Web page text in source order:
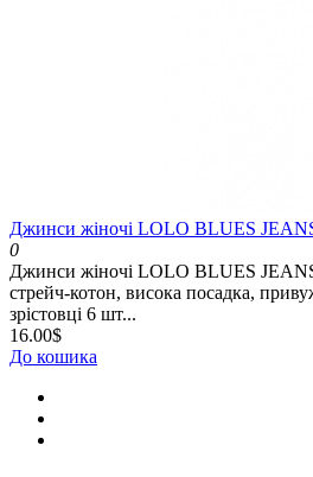
Джинси жіночі LOLO BLUES
0
Джинси жіночі LOLO BLUES
стрейч-котон, висока посадка,
зрістовці 6 шт...
16.00$
До кошика